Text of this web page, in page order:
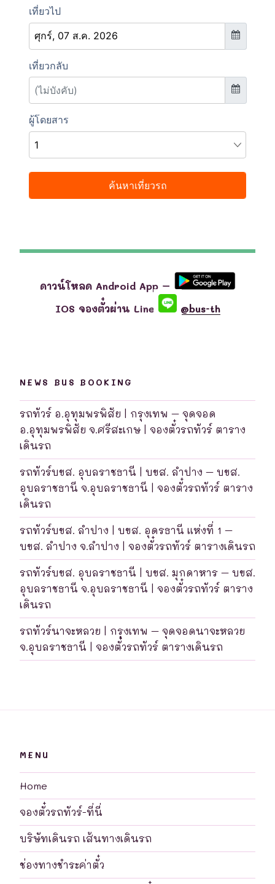
ดาวน์โหลด Android App –
IOS จองตั๋วผ่าน Line
@bus-th
NEWS BUS BOOKING
รถทัวร์ อ.อุทุมพรพิสัย | กรุงเทพ – จุดจอด
อ.อุทุมพรพิสัย จ.ศรีสะเกษ | จองตั๋วรถทัวร์ ตาราง
เดินรถ
รถทัวร์บขส. อุบลราชธานี | บขส. ลำปาง – บขส.
อุบลราชธานี จ.อุบลราชธานี | จองตั๋วรถทัวร์ ตาราง
เดินรถ
รถทัวร์บขส. ลำปาง | บขส. อุดรธานี แห่งที่ 1 –
บขส. ลำปาง จ.ลำปาง | จองตั๋วรถทัวร์ ตารางเดินรถ
รถทัวร์บขส. อุบลราชธานี | บขส. มุกดาหาร – บขส.
อุบลราชธานี จ.อุบลราชธานี | จองตั๋วรถทัวร์ ตาราง
เดินรถ
รถทัวร์นาจะหลวย | กรุงเทพ – จุดจอดนาจะหลวย
จ.อุบลราชธานี | จองตั๋วรถทัวร์ ตารางเดินรถ
MENU
Home
จองตั๋วรถทัวร์-ที่นี่
บริษัทเดินรถ เส้นทางเดินรถ
ช่องทางชำระค่าตั๋ว